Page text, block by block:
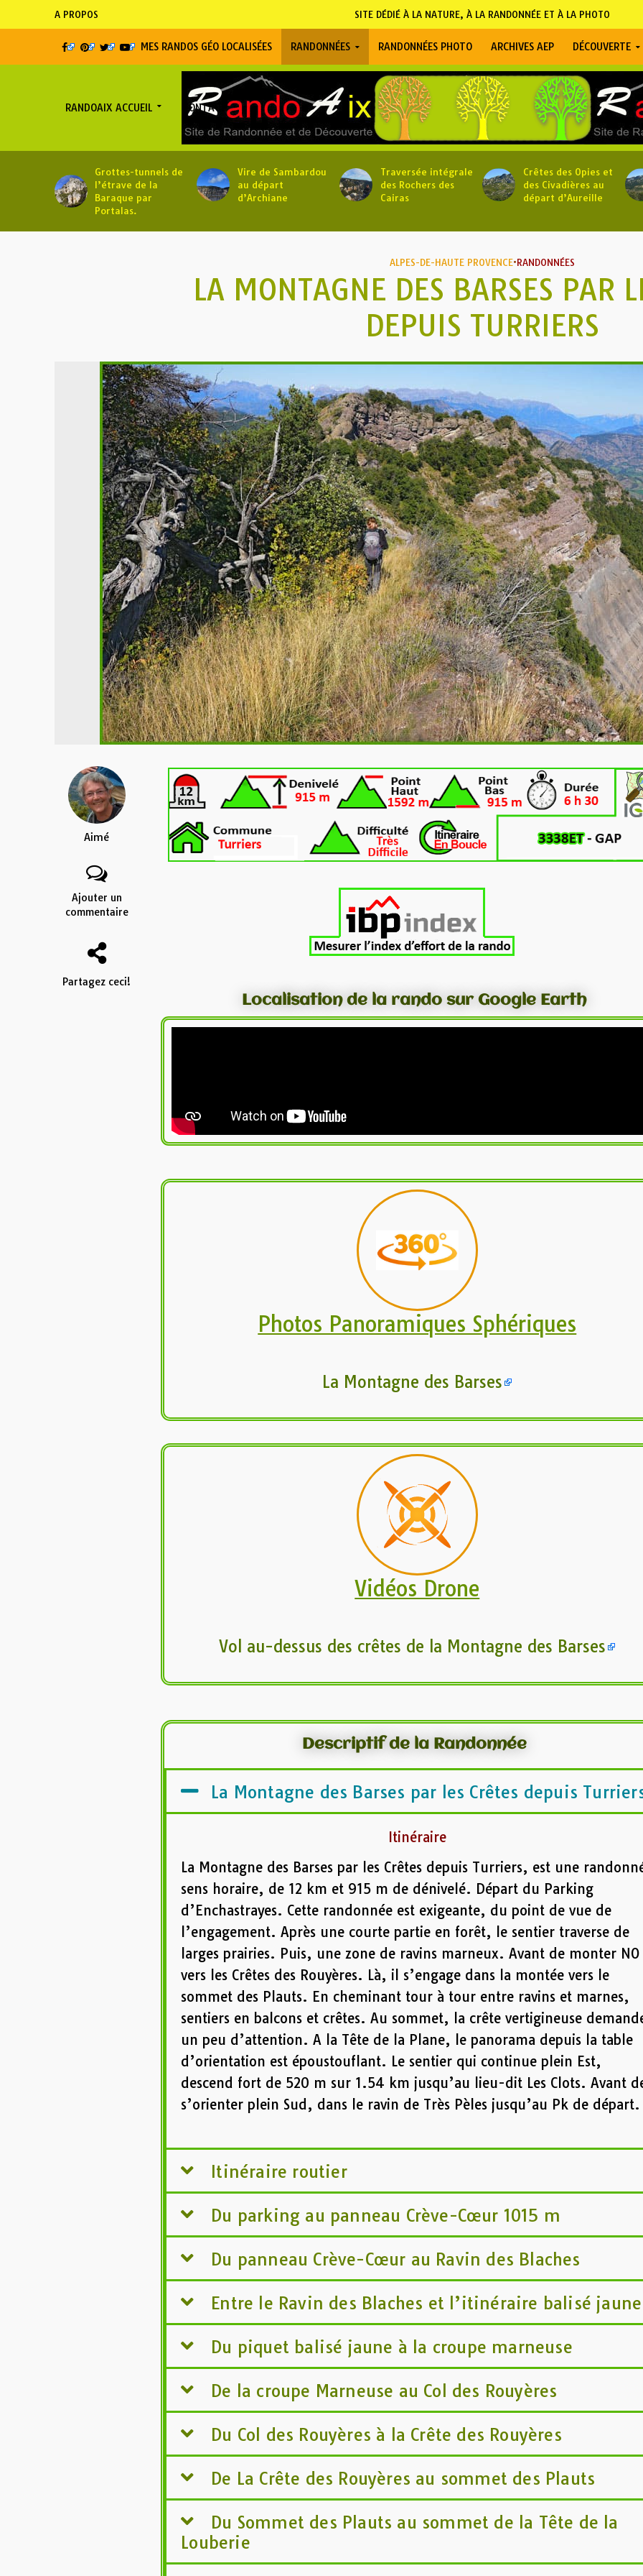
A PROPOS SITE DÉDIÉ À LA NATURE, À LA RANDONNÉE ET À LA PHOTO
MES RANDOS GÉO LOCALISÉES RANDONNÉES RANDONNÉES PHOTO ARCHIVES AEP DÉCOUVERTE
RANDOAIX ACCUEIL CONTACT
Grottes-tunnels de
l’étrave de la
Baraque par
Portalas.
Vire de Sambardou
au départ
d’Archiane
Traversée intégrale
des Rochers des
Cairas
Crêtes des Opies et
des Civadières au
départ d’Aureille
ALPES-DE-HAUTE PROVENCE•RANDONNÉES
LA MONTAGNE DES BARSES PAR
DEPUIS TURRIERS
Aimé
Ajouter un
commentaire
Partagez ceci!
Localisation de la rando sur Google Earth
Photos Panoramiques Sphériques
La Montagne des Barses
Vidéos Drone
Vol au-dessus des crêtes de la Montagne des Barses
Descriptif de la Randonnée
La Montagne des Barses par les Crêtes depuis
Itinéraire
La Montagne des Barses par les Crêtes depuis Turriers, est une
sens horaire, de 12 km et 915 m de dénivelé. Départ du Parking
d’Enchastrayes. Cette randonnée est exigeante, du point de vue de
l’engagement. Après une courte partie en forêt, le sentier traverse de
larges prairies. Puis, une zone de ravins marneux. Avant de monter NO
vers les Crêtes des Rouyères. Là, il s’engage dans la montée vers le
sommet des Plauts. En cheminant tour à tour entre ravins et marnes,
sentiers en balcons et crêtes. Au sommet, la crête vertigineuse
un peu d’attention. A la Tête de la Plane, le panorama depuis la table
d’orientation est époustouflant. Le sentier qui continue plein Est,
descend fort de 520 m sur 1.54 km jusqu’au lieu-dit Les Clots. Avant
s’orienter plein Sud, dans le ravin de Très Pèles jusqu’au Pk de départ.
Itinéraire routier
Du parking au panneau Crève-Cœur 1015 m
Du panneau Crève-Cœur au Ravin des Blaches
Entre le Ravin des Blaches et l’itinéraire balisé jaune
Du piquet balisé jaune à la croupe marneuse
De la croupe Marneuse au Col des Rouyères
Du Col des Rouyères à la Crête des Rouyères
De La Crête des Rouyères au sommet des Plauts
Du Sommet des Plauts au sommet de la Tête de la
Louberie